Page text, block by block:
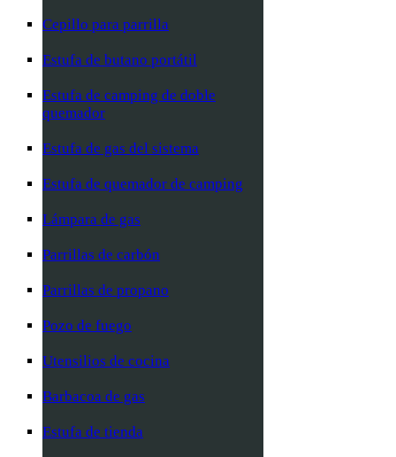
Cepillo para parrilla
Estufa de butano portátil
Estufa de camping de doble
quemador
Estufa de gas del sistema
Estufa de quemador de camping
Lámpara de gas
Parrillas de carbón
Parrillas de propano
Pozo de fuego
Utensilios de cocina
Barbacoa de gas
Estufa de tienda